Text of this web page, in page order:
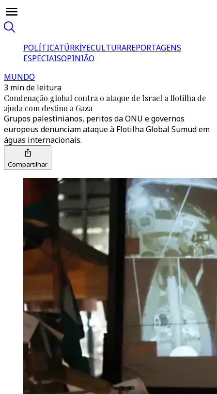
POLÍTICATÜRKİYECULTURAREPORTAGENS
ESPECIAISOPINIÃO
MUNDO
3 min de leitura
Condenação global contra o ataque de Israel a flotilha de
ajuda com destino a Gaza
Grupos palestinianos, peritos da ONU e governos
europeus denunciam ataque à Flotilha Global Sumud em
águas internacionais.
Compartilhar